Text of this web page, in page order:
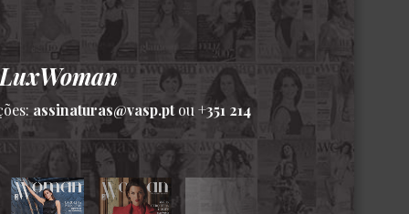
assinaturas@vasp.ptou+351 214